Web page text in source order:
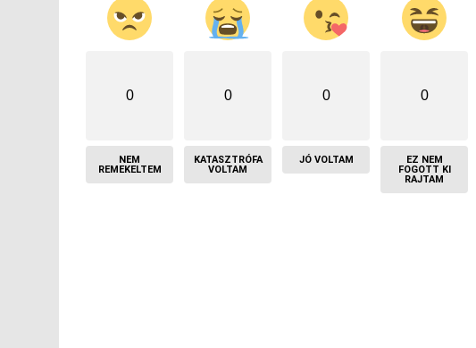
0
NEM
REMEKELTEM
0
KATASZTRÓFA
VOLTAM
0
JÓ VOLTAM
0
EZ NEM
FOGOTT KI
RAJTAM